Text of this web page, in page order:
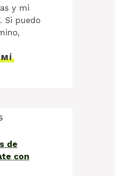
y mi
Si puedo
MÍ
de
con